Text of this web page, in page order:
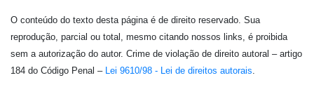
O conteúdo do texto desta página é de direito reservado. Sua
reprodução, parcial ou total, mesmo citando nossos links, é proibida
sem a autorização do autor. Crime de violação de direito autoral – artigo
184 do Código Penal – Lei 9610/98 - Lei de direitos autorais.